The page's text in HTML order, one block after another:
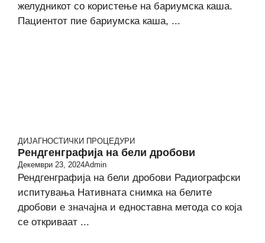
желудникот со користење на бариумска каша.
Пациентот пие бариумска каша, ...
ДИЈАГНОСТИЧКИ ПРОЦЕДУРИ
Рендгенграфија на бели дробови
Декември 23, 2024Admin
Рендгенграфија на бели дробови Радиографски
испитувања Нативната снимка на белите
дробови е значајна и едноставна метода со која
се откриваат ...